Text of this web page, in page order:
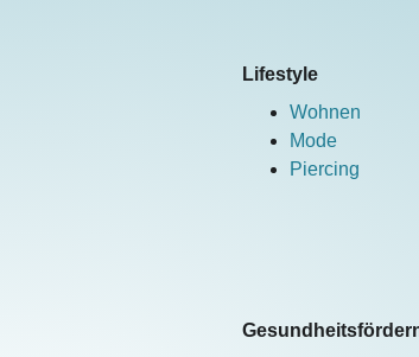
Lifestyle
Wohnen
Mode
Piercing